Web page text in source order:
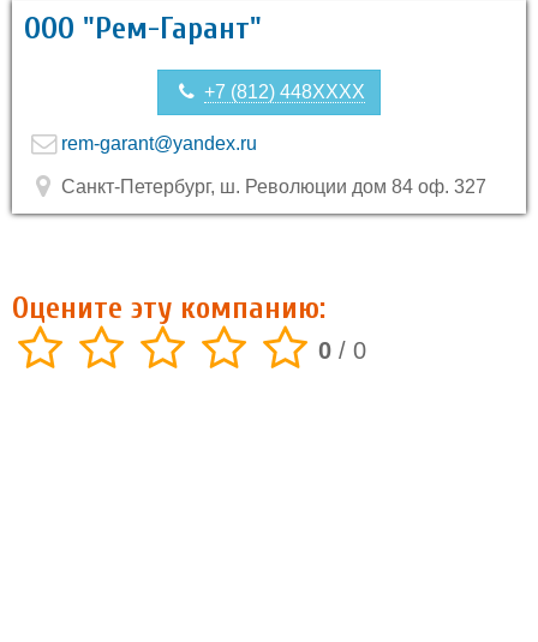
ООО "Рем-Гарант"
+7 (812) 448XXXX
rem-garant@yandex.ru
Санкт-Петербург, ш. Революции дом 84 оф. 327
Оцените эту компанию:
0 / 0